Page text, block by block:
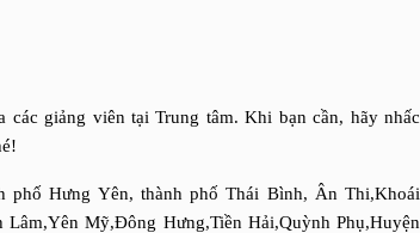
các giảng viên tại Trung tâm. Khi bạn cần, hãy nhấc
phố Hưng Yên, thành phố Thái Bình, Ân Thi,Khoái
Mỹ,Đông Hưng,Tiền Hải,Quỳnh Phụ,Huyện